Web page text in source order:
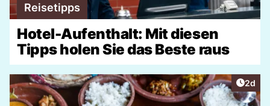
Reisetipps
Hotel-Aufenthalt: Mit diesen
Tipps holen Sie das Beste raus
2d